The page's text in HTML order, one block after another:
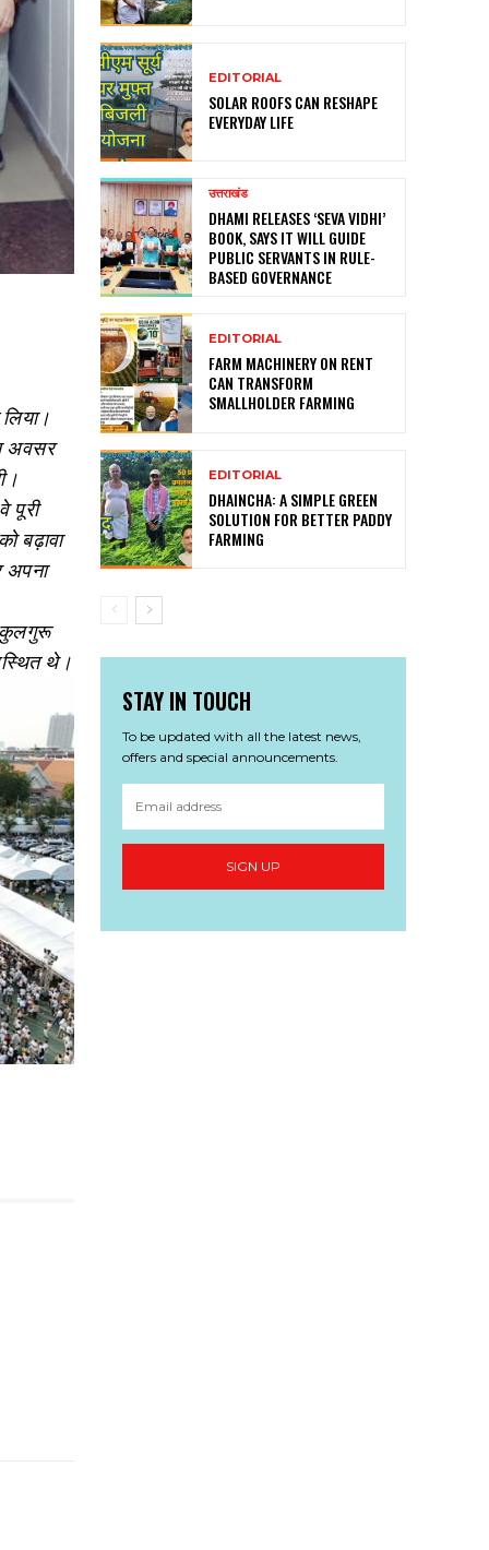
अवसर
पूरी
बढ़ावा
अपना
कुलगुरू
थे।
EDITORIAL
SOLAR ROOFS CAN RESHAPE
EVERYDAY LIFE
उत्तराखंड
DHAMI RELEASES ‘SEVA VIDHI’
BOOK, SAYS IT WILL GUIDE
PUBLIC SERVANTS IN RULE-
BASED GOVERNANCE
EDITORIAL
FARM MACHINERY ON RENT
CAN TRANSFORM
SMALLHOLDER FARMING
EDITORIAL
DHAINCHA: A SIMPLE GREEN
SOLUTION FOR BETTER PADDY
FARMING
STAY IN TOUCH
To be updated with all the latest news,
offers and special announcements.
SIGN UP